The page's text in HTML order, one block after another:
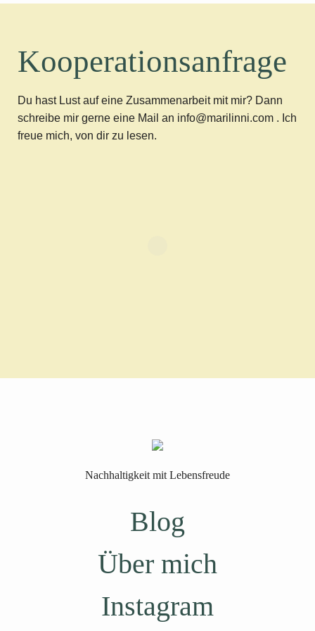
Kooperationsanfrage
Du hast Lust auf eine Zusammenarbeit mit mir? Dann
schreibe mir gerne eine Mail an info@marilinni.com . Ich
freue mich, von dir zu lesen.
Nachhaltigkeit mit Lebensfreude
Blog
Über mich
Instagram